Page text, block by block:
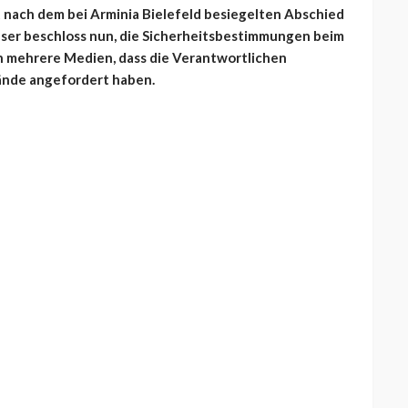
dem bei Arminia Bielefeld besiegelten Abschied
beschloss nun, die Sicherheitsbestimmungen beim
Medien, dass die Verantwortlichen
angefordert haben.